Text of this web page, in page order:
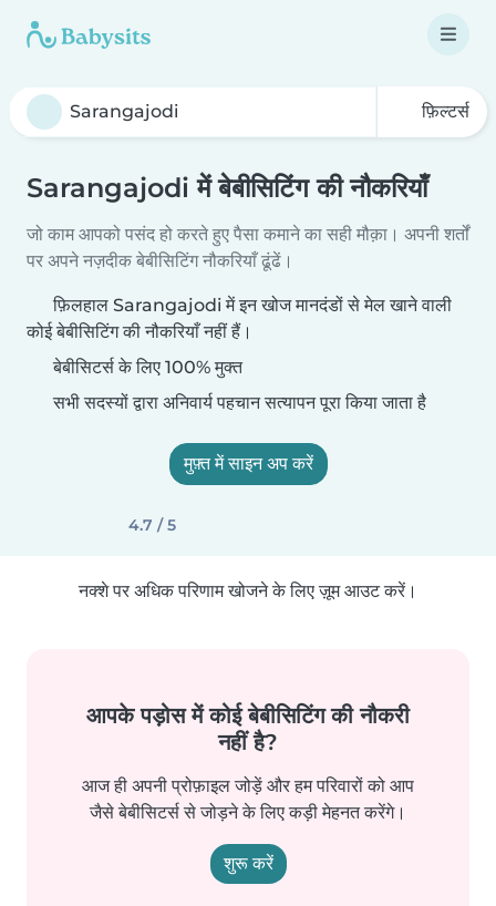
फ़िल्टर्स
Sarangajodi में बेबीसिटिंग की नौकरियाँ
जो काम आपको पसंद हो करते हुए पैसा कमाने का सही मौक़ा। अपनी शर्तों
पर अपने नज़दीक बेबीसिटिंग नौकरियाँ ढूंढें।
फ़िलहाल Sarangajodi में इन खोज मानदंडों से मेल खाने वाली
कोई बेबीसिटिंग की नौकरियाँ नहीं हैं।
बेबीसिटर्स के लिए 100% मुक्त
सभी सदस्यों द्वारा अनिवार्य पहचान सत्यापन पूरा किया जाता है
मुफ़्त में साइन अप करें
4.7 / 5
नक्शे पर अधिक परिणाम खोजने के लिए ज़ूम आउट करें।
आपके पड़ोस में कोई बेबीसिटिंग की नौकरी
नहीं है?
आज ही अपनी प्रोफ़ाइल जोड़ें और हम परिवारों को आप
जैसे बेबीसिटर्स से जोड़ने के लिए कड़ी मेहनत करेंगे।
शुरू करें